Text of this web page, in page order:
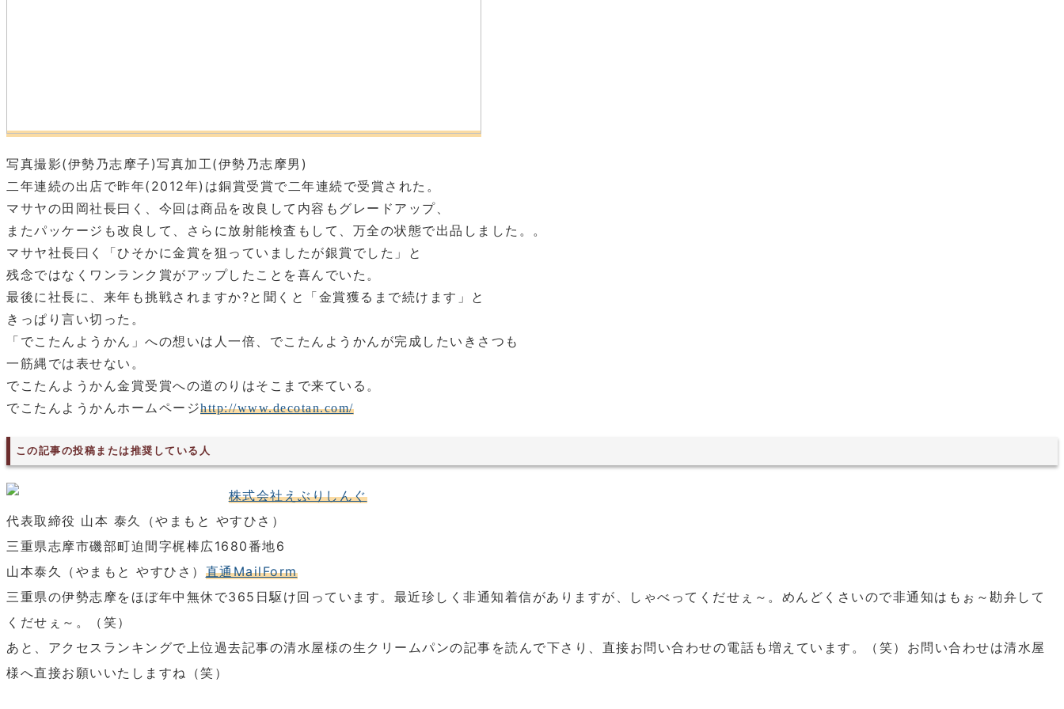
写真撮影(伊勢乃志摩子)写真加工(伊勢乃志摩男)
二年連続の出店で昨年(2012年)は銅賞受賞で二年連続で受賞された。
マサヤの田岡社長曰く、今回は商品を改良して内容もグレードアップ、
またパッケージも改良して、さらに放射能検査もして、万全の状態で出品しました。。
マサヤ社長曰く「ひそかに金賞を狙っていましたが銀賞でした」と
残念ではなくワンランク賞がアップしたことを喜んでいた。
最後に社長に、来年も挑戦されますか?と聞くと「金賞獲るまで続けます」と
きっぱり言い切った。
「でこたんようかん」への想いは人一倍、でこたんようかんが完成したいきさつも
一筋縄では表せない。
でこたんようかん金賞受賞への道のりはそこまで来ている。
でこたんようかんホームページhttp://www.decotan.com/
この記事の投稿または推奨している人
株式会社えぶりしんぐ
代表取締役 山本 泰久（やまもと やすひさ）
三重県志摩市磯部町迫間字梶棒広1680番地6
山本泰久（やまもと やすひさ） 直通MailForm
三重県の伊勢志摩をほぼ年中無休で365日駆け回っています。最近珍しく非通知着信がありますが、しゃべってくだせぇ～。めんどくさいので非通知はもぉ～勘弁して
くだせぇ～。（笑）
あと、アクセスランキングで上位過去記事の清水屋様の生クリームパンの記事を読んで下さり、直接お問い合わせの電話も増えています。（笑）お問い合わせは清水屋
様へ直接お願いいたしますね（笑）